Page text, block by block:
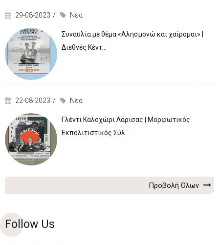
29-08-2023 Νέα
Συναυλία με θέμα «Αλησμονώ και χαίρομαι» |
Διεθνές Κέντ...
22-08-2023 Νέα
Γλέντι Καλοχώρι Λάρισας | Μορφωτικός
Εκπολιτιστικός Σύλ...
Προβολή Όλων
Follow Us